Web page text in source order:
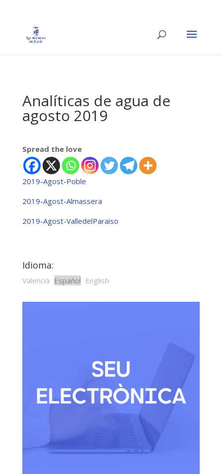
Analíticas de agua de
agosto 2019
Spread the love
2019-Agost-Poble
2019-Agost-Almassera
2019-Agost-ValledelParaiso
Idioma:
Valencià Español English